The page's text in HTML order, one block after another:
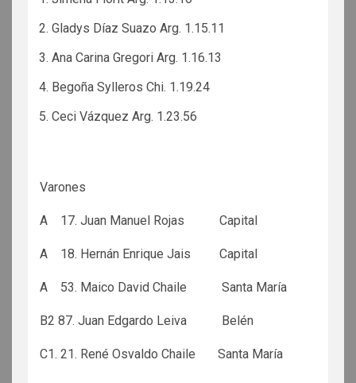
Gladys Díaz Suazo Arg. 1.15.11
Ana Carina Gregori Arg. 1.16.13
Begoña Sylleros Chi. 1.19.24
Ceci Vázquez Arg. 1.23.56
Varones
A 17. Juan Manuel Rojas Capital
A 18. Hernán Enrique Jais Capital
A 53. Maico David Chaile Santa María
B2 87. Juan Edgardo Leiva Belén
C1. 21. René Osvaldo Chaile Santa María